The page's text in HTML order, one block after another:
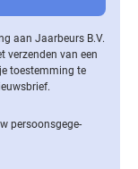
aan Jaarbeurs B.V.
verzenden van een
toestemming te
per­soons­ge­ge­